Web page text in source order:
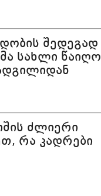
შედეგად
სახლი წაიღო
ძლიერი
რა კადრები